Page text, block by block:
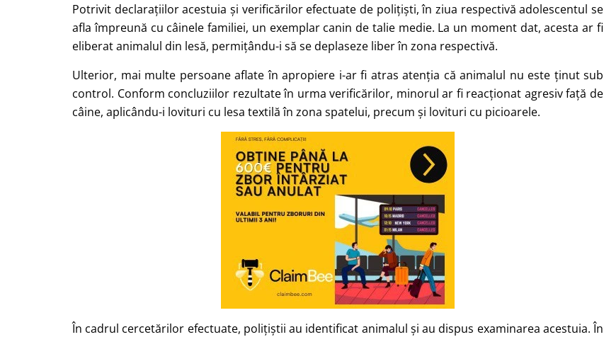
Potrivit declarațiilor acestuia și verificărilor efectuate de polițiști, în ziua respectivă adolescentul se
afla împreună cu câinele familiei, un exemplar canin de talie medie. La un moment dat, acesta ar fi
eliberat animalul din lesă, permițându-i să se deplaseze liber în zona respectivă.
Ulterior, mai multe persoane aflate în apropiere i-ar fi atras atenția că animalul nu este ținut sub
control. Conform concluziilor rezultate în urma verificărilor, minorul ar fi reacționat agresiv față de
câine, aplicându-i lovituri cu lesa textilă în zona spatelui, precum și lovituri cu picioarele.
În cadrul cercetărilor efectuate, polițiștii au identificat animalul și au dispus examinarea acestuia. În